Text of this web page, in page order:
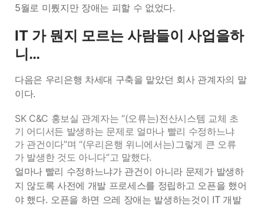
5월로 미뤘지만 장애는 피할 수 없었다.
IT 가 뭔지 모르는 사람들이 사업을하
니…
다음은 우리은행 차세대 구축을 맡았던 회사 관계자의 말
이다.
SK C&C 홍보실 관계자는 “(오류는)전산시스템 교체 초
기 어디서든 발생하는 문제로 얼마나 빨리 수정하느냐
가 관건이다”며 “(우리은행 위니에서는)그렇게 큰 오류
가 발생한 것도 아니다”고 말했다.
얼마나 빨리 수정하느냐가 관건이 아니라 문제가 발생하
지 않도록 사전에 개발 프로세스를 정립하고 오픈을 했어
야 했다. 오픈을 하면 으레 장애는 발생하는것이 IT 개발